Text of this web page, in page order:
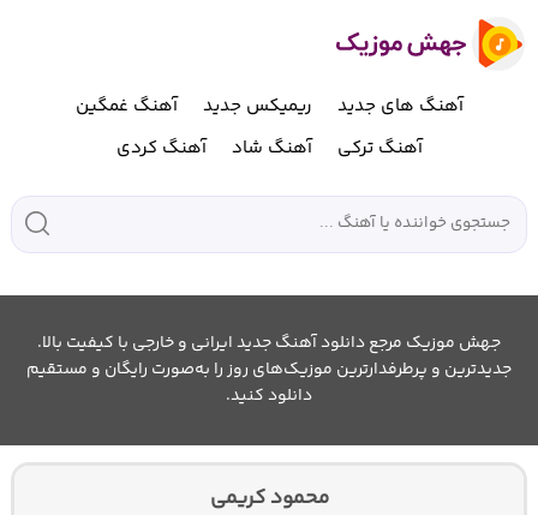
آهنگ های جدید ریمیکس جدید
آهنگ غمگین
آهنگ ترکی
آهنگ شاد آهنگ کردی
جهش موزیک مرجع دانلود آهنگ جدید ایرانی و خارجی با کیفیت بالا.
جدیدترین و پرطرفدارترین موزیک‌های روز را به‌صورت رایگان و مستقیم
دانلود کنید.
محمود کریمی